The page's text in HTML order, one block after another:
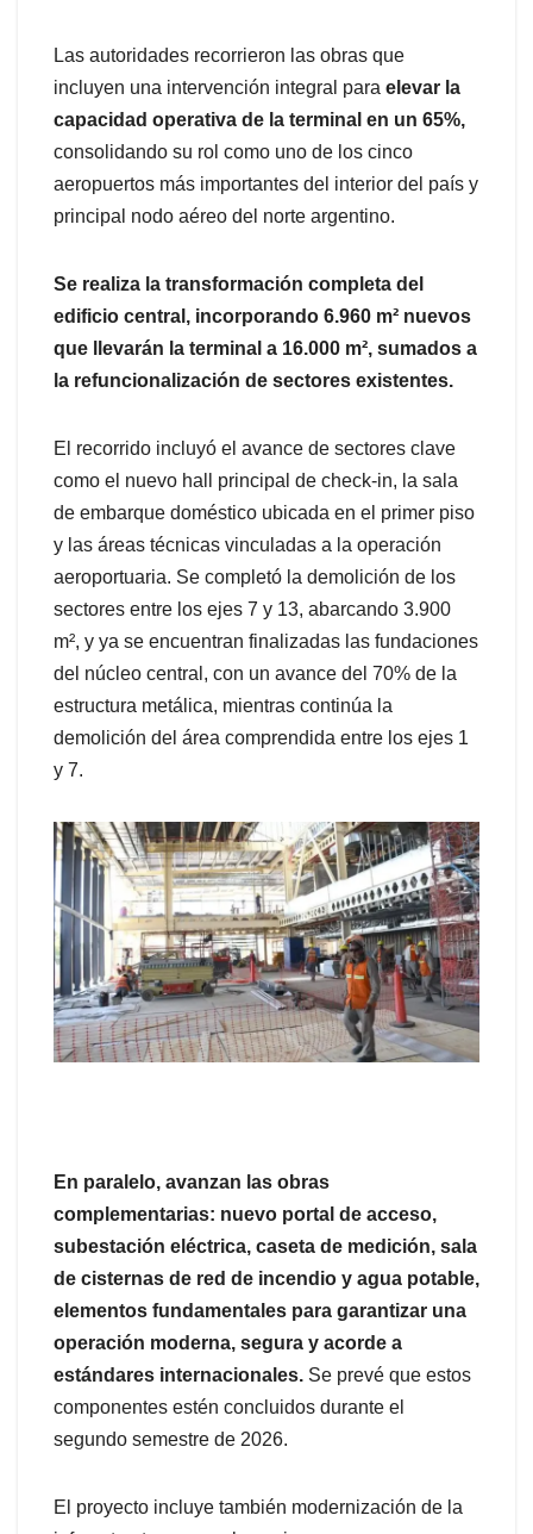
Las autoridades recorrieron las obras que
incluyen una intervención integral para elevar la
capacidad operativa de la terminal en un 65%,
consolidando su rol como uno de los cinco
aeropuertos más importantes del interior del país y
principal nodo aéreo del norte argentino.
Se realiza la transformación completa del
edificio central, incorporando 6.960 m² nuevos
que llevarán la terminal a 16.000 m², sumados a
la refuncionalización de sectores existentes.
El recorrido incluyó el avance de sectores clave
como el nuevo hall principal de check-in, la sala
de embarque doméstico ubicada en el primer piso
y las áreas técnicas vinculadas a la operación
aeroportuaria. Se completó la demolición de los
sectores entre los ejes 7 y 13, abarcando 3.900
m², y ya se encuentran finalizadas las fundaciones
del núcleo central, con un avance del 70% de la
estructura metálica, mientras continúa la
demolición del área comprendida entre los ejes 1
y 7.
En paralelo, avanzan las obras
complementarias: nuevo portal de acceso,
subestación eléctrica, caseta de medición, sala
de cisternas de red de incendio y agua potable,
elementos fundamentales para garantizar una
operación moderna, segura y acorde a
estándares internacionales. Se prevé que estos
componentes estén concluidos durante el
segundo semestre de 2026.
El proyecto incluye también modernización de la